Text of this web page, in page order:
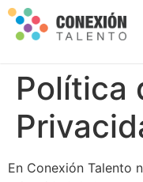
Política
En Conexión Talento